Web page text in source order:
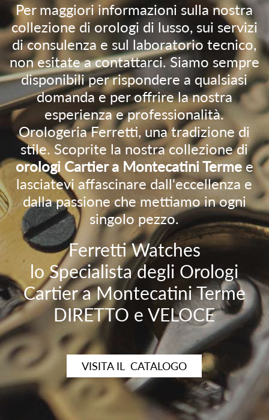
Per maggiori informazioni sulla nostra
collezione di orologi di lusso, sui servizi
di consulenza e sul laboratorio tecnico,
non esitate a contattarci. Siamo sempre
disponibili per rispondere a qualsiasi
domanda e per offrire la nostra
esperienza e professionalità.
Orologeria Ferretti, una tradizione di
stile. Scoprite la nostra collezione di
orologi Cartier a Montecatini Terme e
lasciatevi affascinare dall'eccellenza e
dalla passione che mettiamo in ogni
singolo pezzo.
Ferretti Watches
lo Specialista degli Orologi
Cartier a Montecatini Terme
DIRETTO e VELOCE
VISITA IL CATALOGO